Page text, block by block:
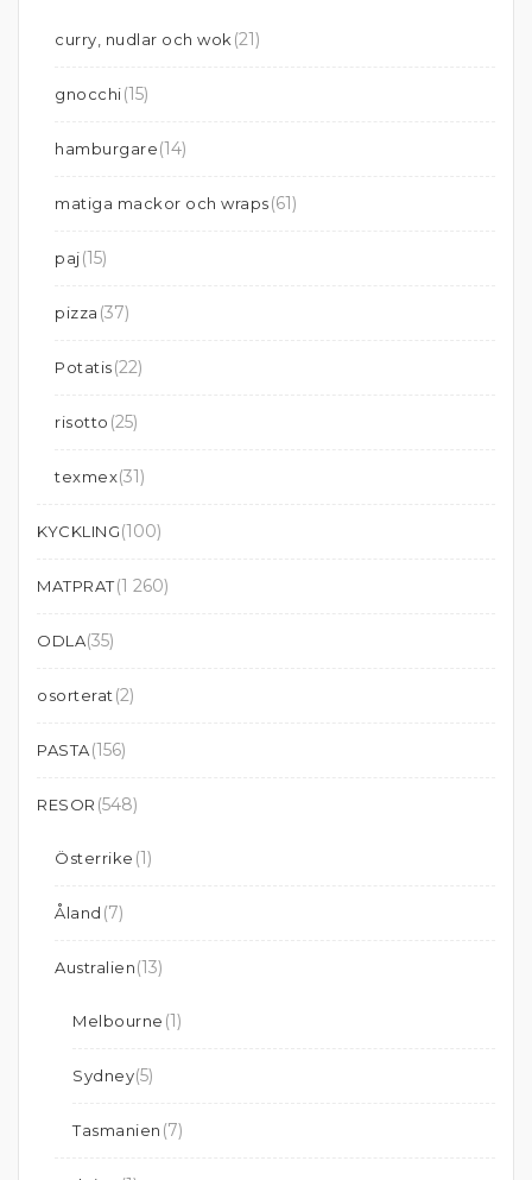
curry, nudlar och wok (21)
gnocchi(15)
hamburgare(14)
matiga mackor och wraps(61)
paj(15)
pizza (37)
Potatis(22)
risotto (25)
texmex(31)
KYCKLING(100)
MATPRAT(1 260)
ODLA(35)
osorterat (2)
PASTA(156)
RESOR (548)
Österrike (1)
Åland (7)
Australien(13)
Melbourne (1)
Sydney(5)
Tasmanien (7)